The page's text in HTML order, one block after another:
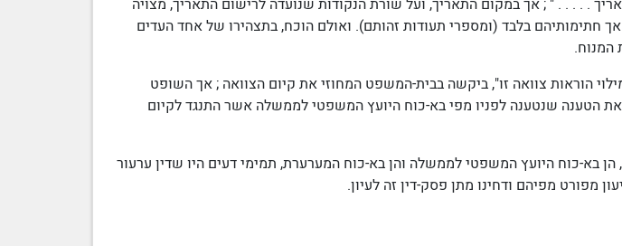
. . . . . " ; אך במקום התאריך, ועל שורת הנקודות שנועדה לרישום התאריך, מצויה
חתימותיהם בלבד (ומספרי תעודות זהותם). ואולם הוכח,בתצהירו של אחד העדים
המנוח.
הוראות צוואה זו", ביקשה בבית-המשפט המחוזי את קיום הצוואה ; אך השופט
הטענה שנטענה לפניו מפי בא-כוח היועץ המשפטי לממשלה אשר התנגדלקיום
בא-כוח היועץ המשפטי לממשלה והן בא-כוח המערערת, תמימי דעים היו שדין ערעור
מפיהם ודחינו מתן פסק-דין זה לעיון.